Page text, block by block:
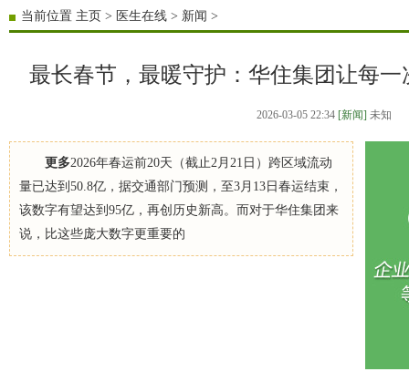
当前位置 主页 > 医生在线 > 新闻 >
最长春节，最暖守护：华住集团让每一
2026-03-05 22:34 [新闻] 未知
更多2026年春运前20天（截止2月21日）跨区域流动
量已达到50.8亿，据交通部门预测，至3月13日春运结束，
该数字有望达到95亿，再创历史新高。而对于华住集团来
说，比这些庞大数字更重要的